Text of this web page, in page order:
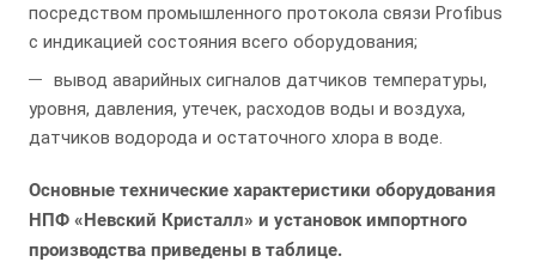
посредством промышленного протокола связи Profibus
с индикацией состояния всего оборудования;
вывод аварийных сигналов датчиков температуры,
уровня, давления, утечек, расходов воды и воздуха,
датчиков водорода и остаточного хлора в воде.
Основные технические характеристики оборудования
НПФ «Невский Кристалл» и установок импортного
производства приведены в таблице.